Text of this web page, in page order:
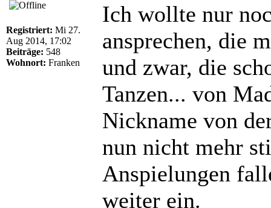
Registriert: Mi 27.
Aug 2014, 17:02
Beiträge: 548
Wohnort: Franken
Ich wollte nur
ansprechen, die
und zwar, die
Tanzen... von
Nickname von
nun nicht mehr
Anspielungen
weiter ein.